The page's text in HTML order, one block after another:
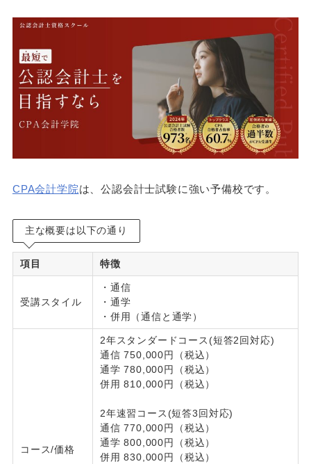
CPA会計学院は、公認会計士試験に強い予備校です。
主な概要は以下の通り
項目 特徴
受講スタイル
・通信
・通学
・併用（通信と通学）
コース/価格
2年スタンダードコース(短答2回対応)
通信 750,000円（税込）
通学 780,000円（税込）
併用 810,000円（税込）
2年速習コース(短答3回対応)
通信 770,000円（税込）
通学 800,000円（税込）
併用 830,000円（税込）